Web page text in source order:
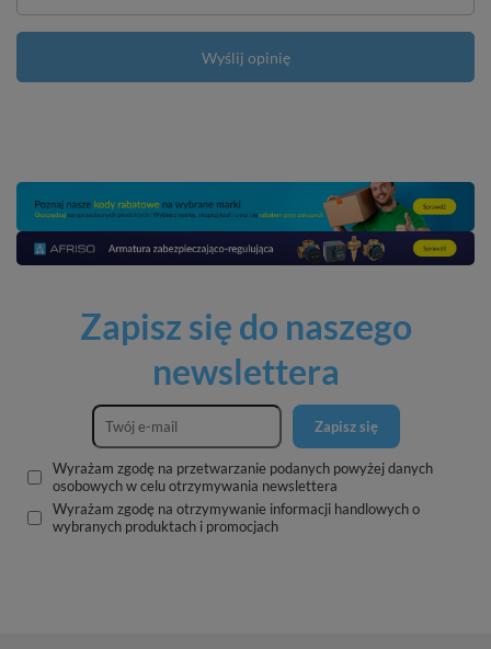
Wyślij opinię
Zapisz się do naszego
newslettera
Zapisz się
Wyrażam zgodę na przetwarzanie podanych powyżej danych
osobowych w celu otrzymywania newslettera
Wyrażam zgodę na otrzymywanie informacji handlowych o
wybranych produktach i promocjach